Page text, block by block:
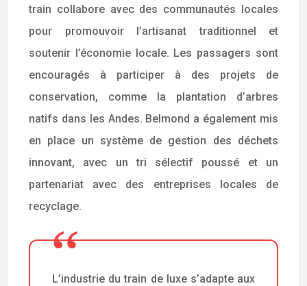
train collabore avec des communautés locales
pour promouvoir l’artisanat traditionnel et
soutenir l’économie locale. Les passagers sont
encouragés à participer à des projets de
conservation, comme la plantation d’arbres
natifs dans les Andes. Belmond a également mis
en place un système de gestion des déchets
innovant, avec un tri sélectif poussé et un
partenariat avec des entreprises locales de
recyclage.
L’industrie du train de luxe s’adapte aux